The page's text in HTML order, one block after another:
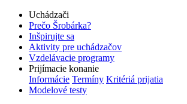
Uchádzači
Prečo Šrobárka?
Inšpirujte sa
Aktivity pre uchádzačov
Vzdelávacie programy
Prijímacie konanie
Informácie Termíny Kritériá prijatia
Modelové testy